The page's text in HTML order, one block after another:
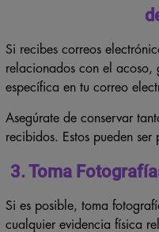
Si recibes correos
relacionados con el acoso,
específica en tu correo
Asegúrate de conservar
recibidos. Estos pueden ser
3. Toma
Si es posible, toma
cualquier evidencia física